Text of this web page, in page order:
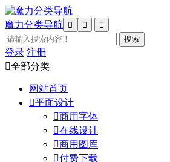
魔力分类导航   
登录 注册
全部分类
网站首页
平面设计
商用字体
在线设计
商用图库
付费下载